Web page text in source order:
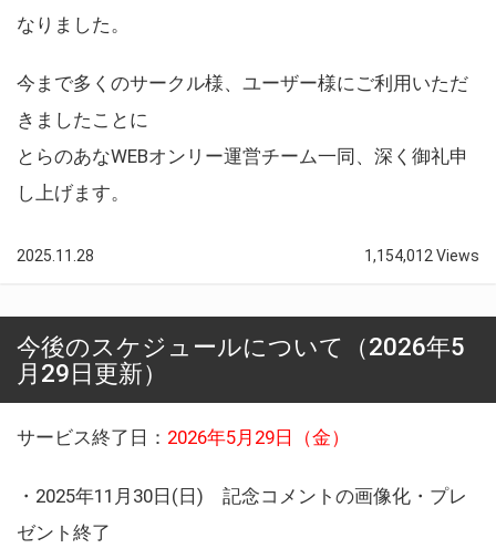
なりました。
今まで多くのサークル様、ユーザー様にご利用いただ
きましたことに
とらのあなWEBオンリー運営チーム一同、深く御礼申
し上げます。
2025.11.28 1,154,012 Views
今後のスケジュールについて（2026年5
月29日更新）
サービス終了日： 2026年5月29日（金）
・2025年11月30日(日) 記念コメントの画像化・プレ
ゼント終了